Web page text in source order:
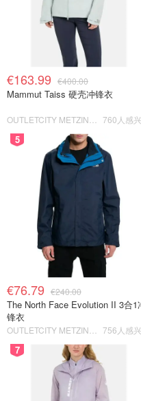
€163.99 €400.00
Mammut Taiss 硬壳冲锋衣
760人感
5
€76.79 €240.00
The North Face Evolution II 3合1
锋衣
756人感
7